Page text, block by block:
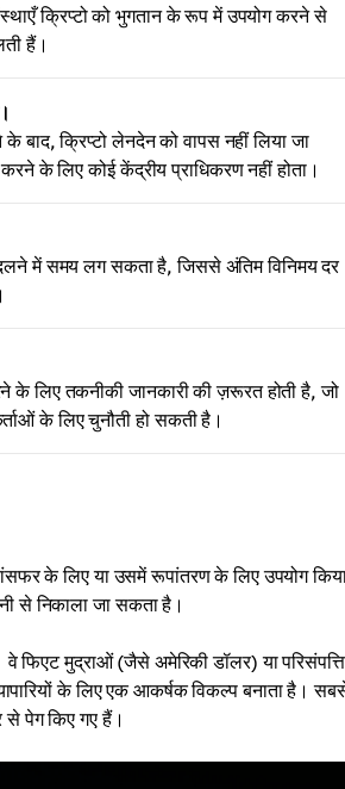
क्रिप्टो को भुगतान के रूप में उपयोग करने से
हैं।
के बाद, क्रिप्टो लेनदेन को वापस नहीं लिया जा
के लिए कोई केंद्रीय प्राधिकरण नहीं होता।
में समय लग सकता है, जिससे अंतिम विनिमय दर
के लिए तकनीकी जानकारी की ज़रूरत होती है, जो
के लिए चुनौती हो सकती है।
के लिए या उसमें रूपांतरण के लिए उपयोग
से निकाला जा सकता है।
मुद्राओं (जैसे अमेरिकी डॉलर) या
के लिए एक आकर्षक विकल्प बनाता है।
से पेग किए गए हैं।